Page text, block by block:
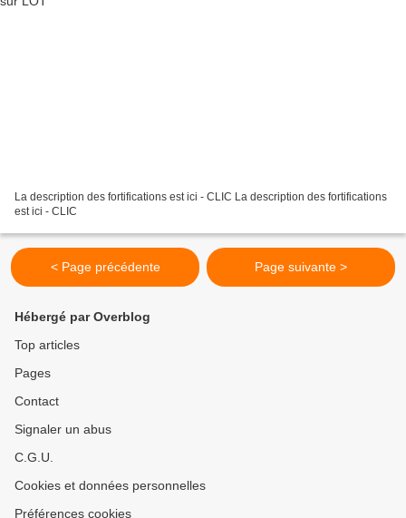
La description des fortifications est ici - CLIC La description des fortifications
est ici - CLIC
< Page précédente Page suivante >
Hébergé par Overblog
Top articles
Pages
Contact
Signaler un abus
C.G.U.
Cookies et données personnelles
Préférences cookies